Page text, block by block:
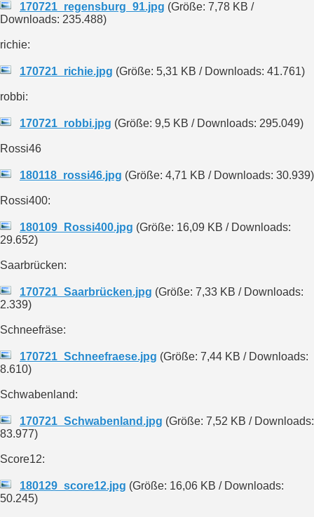
170721_regensburg_91.jpg (Größe: 7,78 KB /
Downloads: 235.488)
richie:
170721_richie.jpg (Größe: 5,31 KB / Downloads: 41.761)
robbi:
170721_robbi.jpg (Größe: 9,5 KB / Downloads: 295.049)
Rossi46
180118_rossi46.jpg (Größe: 4,71 KB / Downloads: 30.939)
Rossi400:
180109_Rossi400.jpg (Größe: 16,09 KB / Downloads:
29.652)
Saarbrücken:
170721_Saarbrücken.jpg (Größe: 7,33 KB / Downloads:
2.339)
Schneefräse:
170721_Schneefraese.jpg (Größe: 7,44 KB / Downloads:
8.610)
Schwabenland:
170721_Schwabenland.jpg (Größe: 7,52 KB / Downloads:
83.977)
Score12:
180129_score12.jpg (Größe: 16,06 KB / Downloads:
50.245)